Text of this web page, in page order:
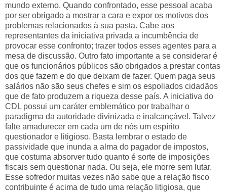
mundo externo. Quando confrontado, esse pessoal acaba
por ser obrigado a mostrar a cara e expor os motivos dos
problemas relacionados à sua pasta. Cabe aos
representantes da iniciativa privada a incumbência de
provocar esse confronto; trazer todos esses agentes para a
mesa de discussão. Outro fato importante a se considerar é
que os funcionários públicos são obrigados a prestar contas
dos que fazem e do que deixam de fazer. Quem paga seus
salários não são seus chefes e sim os espoliados cidadãos
que de fato produzem a riqueza desse país. A iniciativa do
CDL possui um caráter emblemático por trabalhar o
paradigma da autoridade divinizada e inalcançável. Talvez
falte amadurecer em cada um de nós um espírito
questionador e litigioso. Basta lembrar o estado de
passividade que inunda a alma do pagador de impostos,
que costuma absorver tudo quanto é sorte de imposições
fiscais sem questionar nada. Ou seja, ele morre sem lutar.
Esse sofredor muitas vezes não sabe que a relação fisco
contribuinte é acima de tudo uma relação litigiosa, que